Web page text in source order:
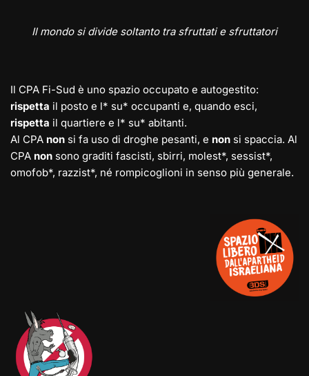
Il mondo si divide soltanto tra sfruttati e sfruttatori
Il CPA Fi-Sud è uno spazio occupato e autogestito:
rispetta il posto e l* su* occupanti e, quando esci,
rispetta il quartiere e l* su* abitanti.
Al CPA non si fa uso di droghe pesanti, e non si spaccia. Al
CPA non sono graditi fascisti, sbirri, molest*, sessist*,
omofob*, razzist*, né rompicoglioni in senso più generale.